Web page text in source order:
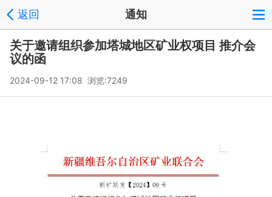
返回 通知
关于邀请组织参加塔城地区矿业权项目 推介会
议的函
2024-09-12 17:08 浏览:7249